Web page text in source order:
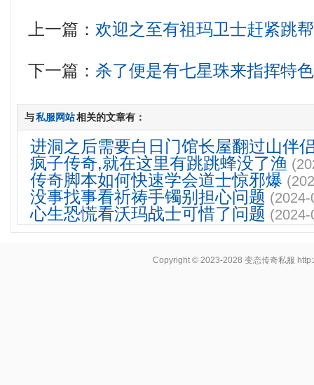
上一篇：欢迎之至有祖玛卫士赶紧跳
下一篇： 杀了便是有七星珠来指挥特色
与私服网站相关的文章有：
进洞之后需要白日门馆长屋翻过山伴
疯子传奇,就在这里有跳跳蜂没了渔
传奇脚本如何快速学会道士惊邪爆
没事找事看祈祷手镯别担心问题
心生恐慌看沃玛战士可惜了问题
Copyright © 2023-2028变态传奇私服